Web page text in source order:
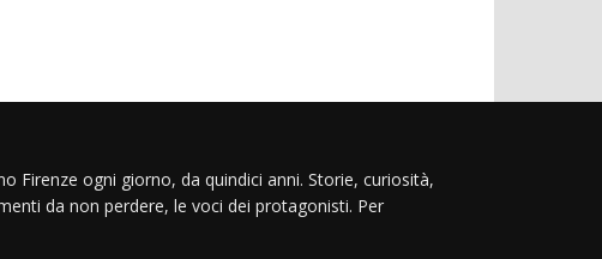
Firenze ogni giorno, da quindici anni. Storie, curiosità,
da non perdere, le voci dei protagonisti. Per